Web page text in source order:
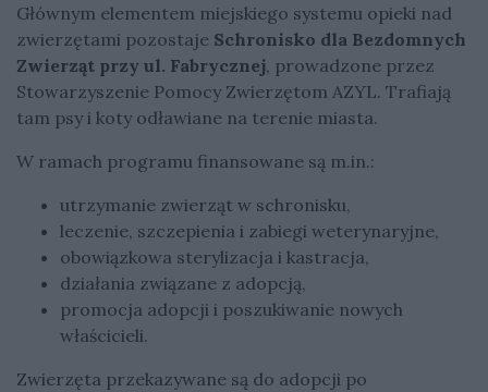
Głównym elementem miejskiego systemu opieki nad
zwierzętami pozostaje Schronisko dla Bezdomnych
Zwierząt przy ul. Fabrycznej, prowadzone przez
Stowarzyszenie Pomocy Zwierzętom AZYL. Trafiają
tam psy i koty odławiane na terenie miasta.
W ramach programu finansowane są m.in.:
utrzymanie zwierząt w schronisku,
leczenie, szczepienia i zabiegi weterynaryjne,
obowiązkowa sterylizacja i kastracja,
działania związane z adopcją,
promocja adopcji i poszukiwanie nowych
właścicieli.
Zwierzęta przekazywane są do adopcji po